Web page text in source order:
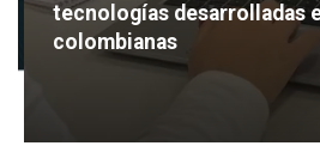
tecnologías desarrolladas
colombianas